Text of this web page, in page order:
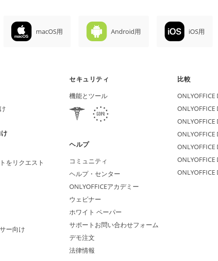
macOS用 Android用 iOS用
をリクエスト
ー向け
セキュリティ
機能とツール
ヘルプ
コミュニティ
ヘルプ・センター
ONLYOFFICEアカデミー
ウェビナー
ホワイト ペーパー
サポートお問い合わせフォーム
デモ注文
法律情報
比較
ONLYOFFICE